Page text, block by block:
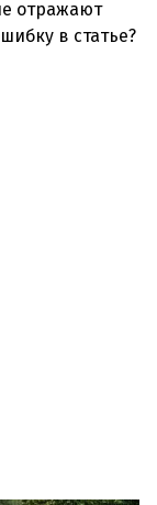
отражают
в статье?